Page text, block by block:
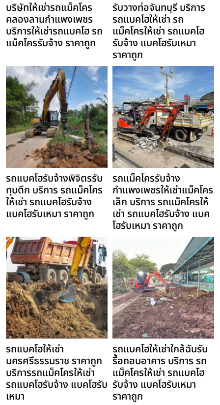
บริษัทให้เช่ารถแม็คโคร
คลองลานกำแพงเพชร
บริการให้เช่ารถแบคโฮ รถ
แม็คโครรับจ้าง ราคาถูก
รับวางท่อจันทบุรี บริการ
รถแบคโฮให้เช่า รถ
แม็คโครให้เช่า รถแบคโฮ
รับจ้าง แบคโฮรับเหมา
ราคาถูก
รถแบคโฮรับจ้างพิจิตรรับ
ทุบตึก บริการ รถแม็คโคร
ให้เช่า รถแบคโฮรับจ้าง
แบคโฮรับเหมา ราคาถูก
รถแม็คโครรับจ้าง
กำแพงเพชรให้เช่าแม็คโคร
เล็ก บริการ รถแม็คโครให้
เช่า รถแบคโฮรับจ้าง แบค
โฮรับเหมา ราคาถูก
รถแบคโฮให้เช่า
นครศรีธรรมราช ราคาถูก
บริการรถแม็คโครให้เช่า
รถแบคโฮรับจ้าง แบคโฮรับ
เหมา
รถแบคโฮให้เช่าใกล้ฉันรับ
รื้อถอนอาคาร บริการ รถ
แม็คโครให้เช่า รถแบคโฮ
รับจ้าง แบคโฮรับเหมา
ราคาถูก